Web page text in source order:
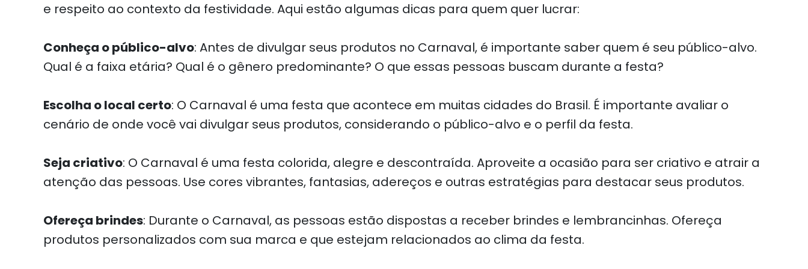
e respeito ao contexto da festividade. Aqui estão algumas dicas para quem quer lucrar:
Conheça o público-alvo: Antes de divulgar seus produtos no Carnaval, é importante saber quem é seu público-alvo.
Qual é a faixa etária? Qual é o gênero predominante? O que essas pessoas buscam durante a festa?
Escolha o local certo: O Carnaval é uma festa que acontece em muitas cidades do Brasil. É importante avaliar o
cenário de onde você vai divulgar seus produtos, considerando o público-alvo e o perfil da festa.
Seja criativo: O Carnaval é uma festa colorida, alegre e descontraída. Aproveite a ocasião para ser criativo e atrair a
atenção das pessoas. Use cores vibrantes, fantasias, adereços e outras estratégias para destacar seus produtos.
Ofereça brindes: Durante o Carnaval, as pessoas estão dispostas a receber brindes e lembrancinhas. Ofereça
produtos personalizados com sua marca e que estejam relacionados ao clima da festa.